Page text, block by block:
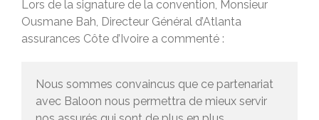
Lors de la signature de la convention, Monsieur
Ousmane Bah, Directeur Général d’Atlanta
assurances Côte d’Ivoire a commenté :
Nous sommes convaincus que ce partenariat
avec Baloon nous permettra de mieux servir